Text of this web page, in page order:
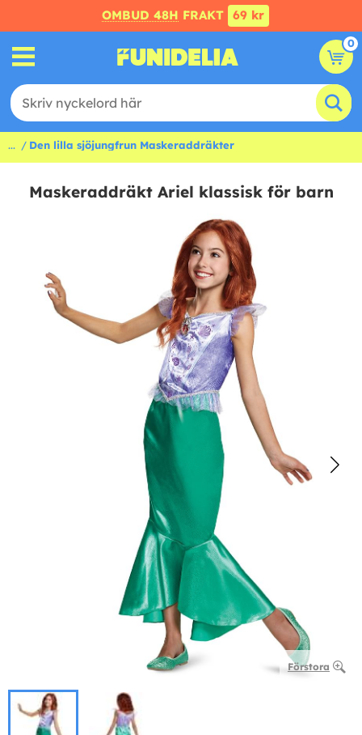
OMBUD 48H FRAKT 69 kr
0
... Den lilla sjöjungfrun Maskeraddräkter
Maskeraddräkt Ariel klassisk för barn
Förstora